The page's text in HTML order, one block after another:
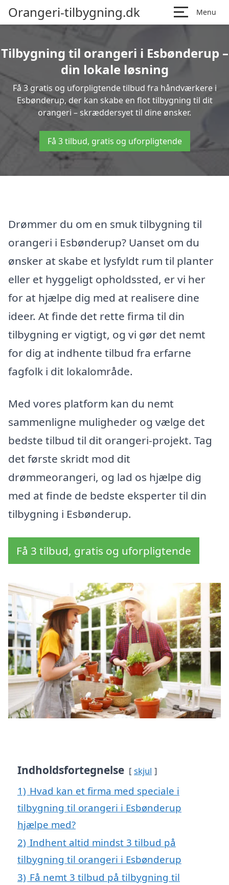
Orangeri-tilbygning.dk Menu
Tilbygning til orangeri i Esbønderup –
din lokale løsning
Få 3 gratis og uforpligtende tilbud fra håndværkere i
Esbønderup, der kan skabe en flot tilbygning til dit
orangeri – skræddersyet til dine ønsker.
Få 3 tilbud, gratis og uforpligtende
Drømmer du om en smuk tilbygning til
orangeri i Esbønderup? Uanset om du
ønsker at skabe et lysfyldt rum til planter
eller et hyggeligt opholdssted, er vi her
for at hjælpe dig med at realisere dine
ideer. At finde det rette firma til din
tilbygning er vigtigt, og vi gør det nemt
for dig at indhente tilbud fra erfarne
fagfolk i dit lokalområde.
Med vores platform kan du nemt
sammenligne muligheder og vælge det
bedste tilbud til dit orangeri-projekt. Tag
det første skridt mod dit
drømmeorangeri, og lad os hjælpe dig
med at finde de bedste eksperter til din
tilbygning i Esbønderup.
Få 3 tilbud, gratis og uforpligtende
Indholdsfortegnelse skjul
1) Hvad kan et firma med speciale i
tilbygning til orangeri i Esbønderup
hjælpe med?
2) Indhent altid mindst 3 tilbud på
tilbygning til orangeri i Esbønderup
3) Få nemt 3 tilbud på tilbygning til